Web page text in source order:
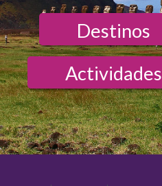
Destinos
Actividades